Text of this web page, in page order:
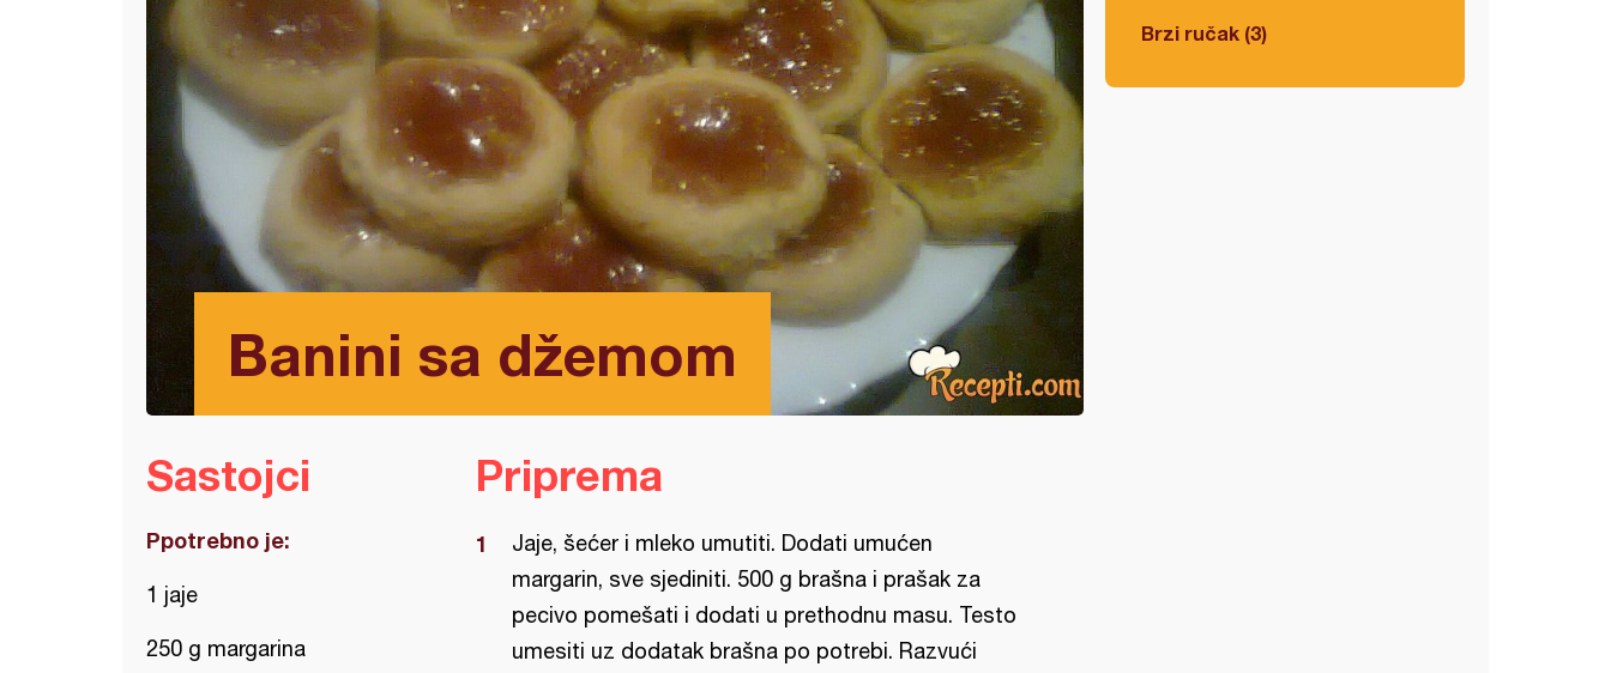
Banini sa džemom
Brzi ručak (3)
Sastojci
Ppotrebno je:
1 jaje
250 g margarina
Priprema
Jaje, šećer i mleko umutiti. Dodati umućen
margarin, sve sjediniti. 500 g brašna i prašak za
pecivo pomešati i dodati u prethodnu masu. Testo
umesiti uz dodatak brašna po potrebi. Razvući